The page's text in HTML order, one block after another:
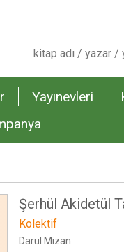
Yayınevleri
Şerhül Akidetül
Kolektif
Darul Mizan